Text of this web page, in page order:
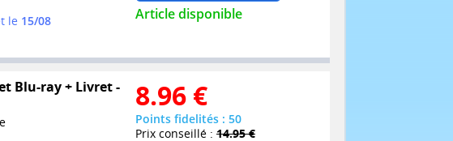
le 15/08
Article disponible
Blu-ray + Livret -
8.96 €
Points fidelités : 50
Prix conseillé : 14.95 €